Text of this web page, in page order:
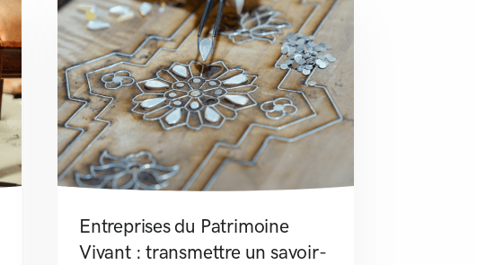
Entreprises du Patrimoine
Vivant : transmettre un savoir-